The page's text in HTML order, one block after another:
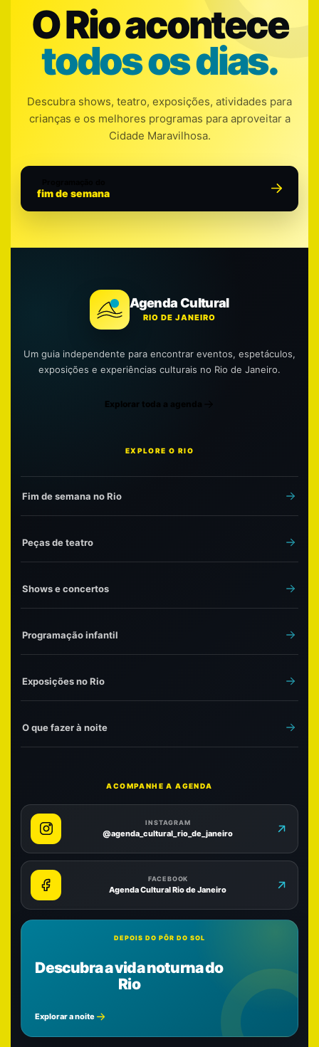
O Rio acontece
todos os dias.
Descubra shows, teatro, exposições, atividades para
crianças e os melhores programas para aproveitar a
Cidade Maravilhosa.
fim de semana
Agenda Cultural
RIO DE JANEIRO
Um guia independente para encontrar eventos, espetáculos,
exposições e experiências culturais no Rio de Janeiro.
Explorar toda a agenda
EXPLORE O RIO
Fim de semana no Rio
Peças de teatro
Shows e concertos
Programação infantil
Exposições no Rio
O que fazer à noite
ACOMPANHE A AGENDA
INSTAGRAM
@agenda_cultural_rio_de_janeiro
FACEBOOK
Agenda Cultural Rio de Janeiro
DEPOIS DO PÔR DO SOL
Descubra a vida noturna do
Rio
Explorar a noite